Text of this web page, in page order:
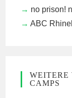
no prison!
ABC
WEITERE
CAMPS